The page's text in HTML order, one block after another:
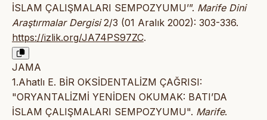
İSLAM ÇALIŞMALARI SEMPOZYUMU’”. Marife Dini
Araştırmalar Dergisi2/3 (01 Aralık 2002): 303-336.
https://izlik.org/JA74PS97ZC.
JAMA
1.Ahatlı E. BİR OKSİDENTALİZM ÇAĞRISI:
"ORYANTALİZMİ YENİDEN OKUMAK: BATI’DA
İSLAM ÇALIŞMALARI SEMPOZYUMU". Marife.